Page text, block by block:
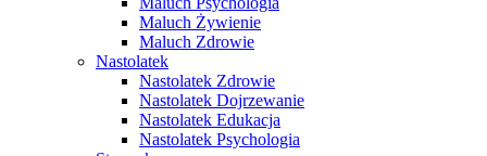
Maluch Żywienie
Maluch Zdrowie
Nastolatek
Nastolatek Zdrowie
Nastolatek Dojrzewanie
Nastolatek Edukacja
Nastolatek Psychologia